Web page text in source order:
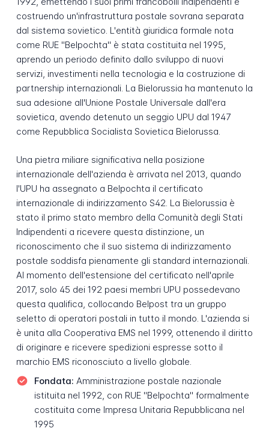
costruendo un'infrastruttura postale sovrana separata
dal sistema sovietico. L'entità giuridica formale nota
come RUE "Belpochta" è stata costituita nel 1995,
aprendo un periodo definito dallo sviluppo di nuovi
servizi, investimenti nella tecnologia e la costruzione di
partnership internazionali. La Bielorussia ha mantenuto la
sua adesione all'Unione Postale Universale dall'era
sovietica, avendo detenuto un seggio UPU dal 1947
come Repubblica Socialista Sovietica Bielorussa.
Una pietra miliare significativa nella posizione
internazionale dell'azienda è arrivata nel 2013, quando
l'UPU ha assegnato a Belpochta il certificato
internazionale di indirizzamento S42. La Bielorussia è
stato il primo stato membro della Comunità degli Stati
Indipendenti a ricevere questa distinzione, un
riconoscimento che il suo sistema di indirizzamento
postale soddisfa pienamente gli standard internazionali.
Al momento dell'estensione del certificato nell'aprile
2017, solo 45 dei 192 paesi membri UPU possedevano
questa qualifica, collocando Belpost tra un gruppo
seletto di operatori postali in tutto il mondo. L'azienda si
è unita alla Cooperativa EMS nel 1999, ottenendo il diritto
di originare e ricevere spedizioni espresse sotto il
marchio EMS riconosciuto a livello globale.
Fondata: Amministrazione postale nazionale
istituita nel 1992, con RUE "Belpochta" formalmente
costituita come Impresa Unitaria Repubblicana nel
1995